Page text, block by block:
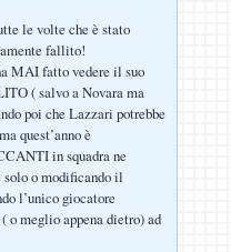
le volte che è stato
fallito!
MAI fatto vedere il suo
( salvo a Novara ma
poi che Lazzari potrebbe
quest’anno è
in squadra ne
o modificando il
l’unico giocatore
meglio appena dietro) ad